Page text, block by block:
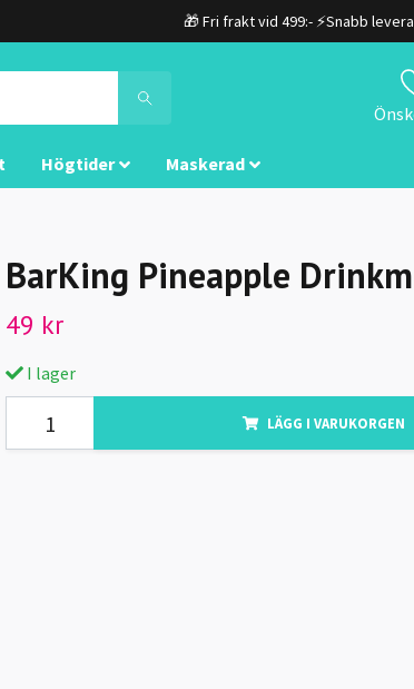
🎁 Fri frakt vid 499:- ⚡Snabb
Högtider Maskerad
BarKing Pineapple
49 kr
I lager
LÄGG I VARUKORGEN